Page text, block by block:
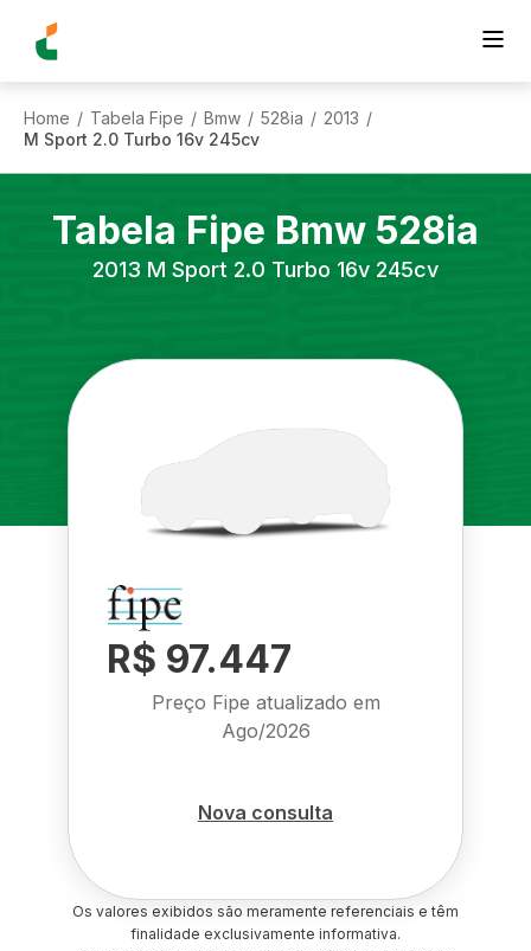
Home / Tabela Fipe / Bmw / 528ia / 2013 /
M Sport 2.0 Turbo 16v 245cv
Tabela Fipe Bmw 528ia
2013 M Sport 2.0 Turbo 16v 245cv
R$ 97.447
Preço Fipe atualizado em
Ago/2026
Nova consulta
Os valores exibidos são meramente referenciais e têm
finalidade exclusivamente informativa.